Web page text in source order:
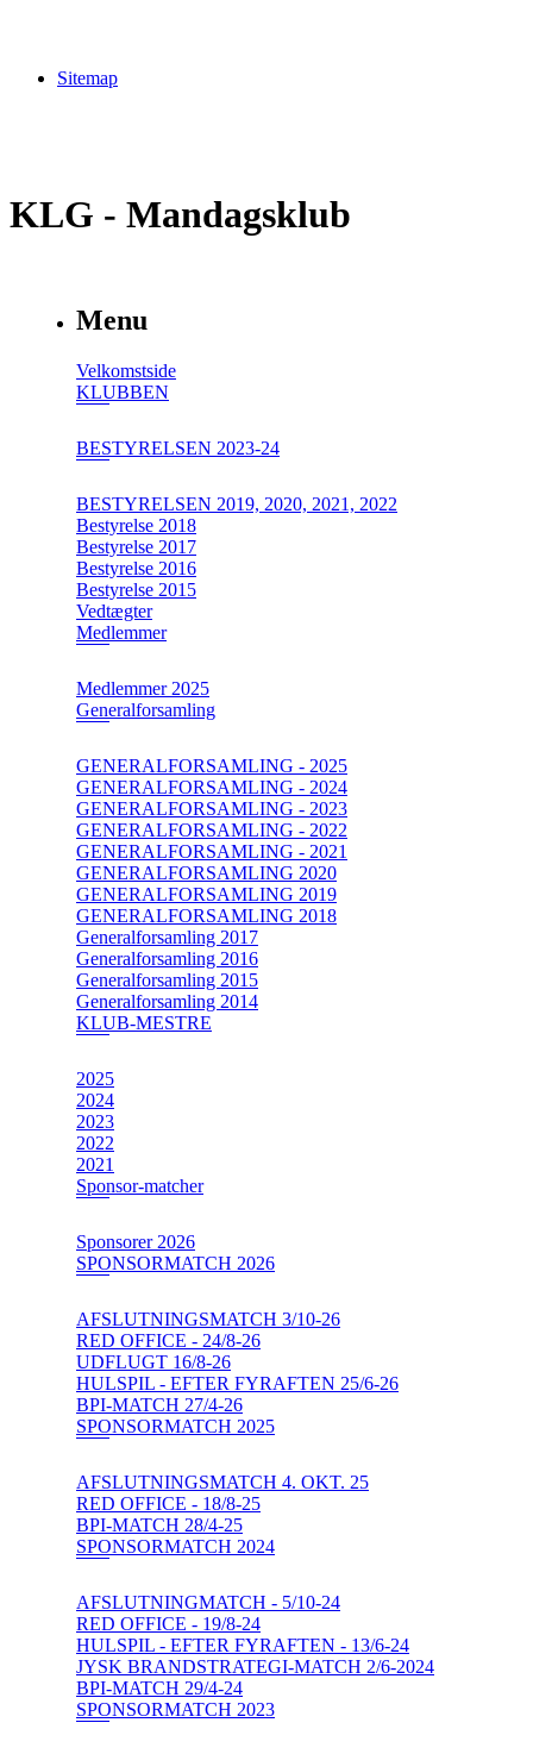
Sitemap
KLG - Mandagsklub
Menu
Velkomstside
KLUBBEN
BESTYRELSEN 2023-24
BESTYRELSEN 2019, 2020, 2021, 2022
Bestyrelse 2018
Bestyrelse 2017
Bestyrelse 2016
Bestyrelse 2015
Vedtægter
Medlemmer
Medlemmer 2025
Generalforsamling
GENERALFORSAMLING - 2025
GENERALFORSAMLING - 2024
GENERALFORSAMLING - 2023
GENERALFORSAMLING - 2022
GENERALFORSAMLING - 2021
GENERALFORSAMLING 2020
GENERALFORSAMLING 2019
GENERALFORSAMLING 2018
Generalforsamling 2017
Generalforsamling 2016
Generalforsamling 2015
Generalforsamling 2014
KLUB-MESTRE
2025
2024
2023
2022
2021
Sponsor-matcher
Sponsorer 2026
SPONSORMATCH 2026
AFSLUTNINGSMATCH 3/10-26
RED OFFICE - 24/8-26
UDFLUGT 16/8-26
HULSPIL - EFTER FYRAFTEN 25/6-26
BPI-MATCH 27/4-26
SPONSORMATCH 2025
AFSLUTNINGSMATCH 4. OKT. 25
RED OFFICE - 18/8-25
BPI-MATCH 28/4-25
SPONSORMATCH 2024
AFSLUTNINGMATCH - 5/10-24
RED OFFICE - 19/8-24
HULSPIL - EFTER FYRAFTEN - 13/6-24
JYSK BRANDSTRATEGI-MATCH 2/6-2024
BPI-MATCH 29/4-24
SPONSORMATCH 2023